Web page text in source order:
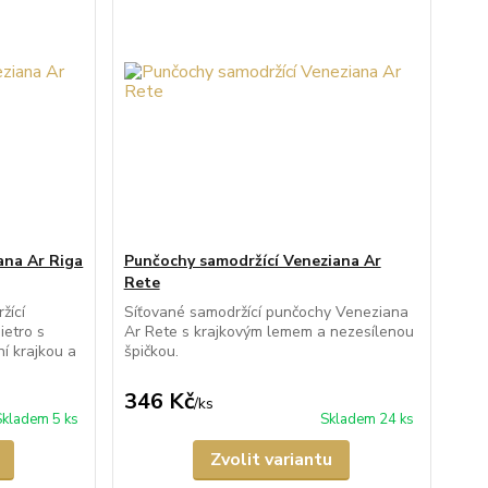
Ar Riga
s
krajkou a
5 ks
Punčochy samodržící Veneziana Ar
Rete
Síťované samodržící punčochy Veneziana
Ar Rete s krajkovým lemem a nezesílenou
špičkou.
346 Kč/ks
Skladem 24 ks
Zvolit variantu